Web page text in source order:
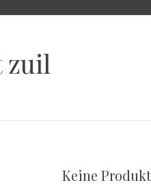
zuil
Keine